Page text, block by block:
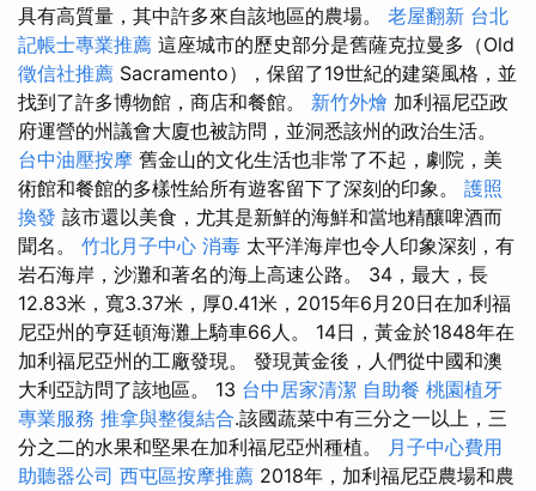
具有高質量，其中許多來自該地區的農場。 老屋翻新 台北
記帳士專業推薦 這座城市的歷史部分是舊薩克拉曼多（Old
徵信社推薦 Sacramento），保留了19世紀的建築風格，並
找到了許多博物館，商店和餐館。 新竹外燴 加利福尼亞政
府運營的州議會大廈也被訪問，並洞悉該州的政治生活。
台中油壓按摩 舊金山的文化生活也非常了不起，劇院，美
術館和餐館的多樣性給所有遊客留下了深刻的印象。 護照
換發 該市還以美食，尤其是新鮮的海鮮和當地精釀啤酒而
聞名。 竹北月子中心 消毒 太平洋海岸也令人印象深刻，有
岩石海岸，沙灘和著名的海上高速公路。 34，最大，長
12.83米，寬3.37米，厚0.41米，2015年6月20日在加利福
尼亞州的亨廷頓海灘上騎車66人。 14日，黃金於1848年在
加利福尼亞州的工廠發現。 發現黃金後，人們從中國和澳
大利亞訪問了該地區。 13 台中居家清潔 自助餐 桃園植牙
專業服務 推拿與整復結合.該國蔬菜中有三分之一以上，三
分之二的水果和堅果在加利福尼亞州種植。 月子中心費用
助聽器公司 西屯區按摩推薦 2018年，加利福尼亞農場和農